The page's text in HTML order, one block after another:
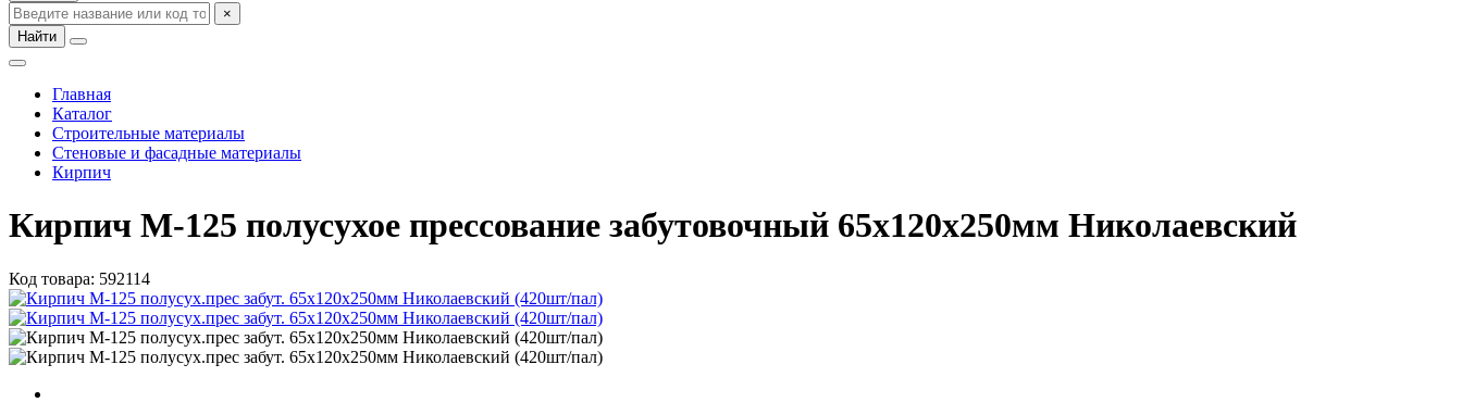
×
Найти
Главная
Каталог
Строительные материалы
Стеновые и фасадные материалы
Кирпич
Кирпич М-125 полусухое прессование забутовочный 65х120х250мм Николаевский
Код товара: 592114